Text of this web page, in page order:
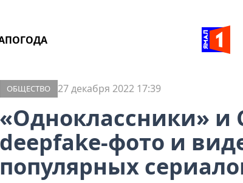
ПОГОДА
ОБЩЕСТВО 27 декабря 2022 17:39
«Одноклассники» и
deepfake-фото и
популярных